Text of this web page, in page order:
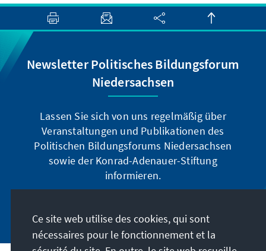
Newsletter Politisches Bildungsforum
Niedersachsen
Lassen Sie sich von uns regelmäßig über
Veranstaltungen und Publikationen des
Politischen Bildungsforums Niedersachsen
sowie der Konrad-Adenauer-Stiftung
informieren.
Ce site web utilise des cookies, qui sont
nécessaires pour le fonctionnement et la